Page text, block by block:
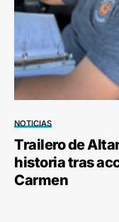
NOTICIAS
Trailero de
historia tras
Carmen